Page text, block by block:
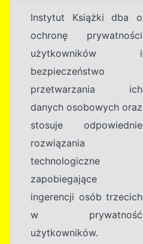
Instytut Książki dba o
ochronę prywatności
użytkowników i
bezpieczeństwo
przetwarzania ich
danych osobowych oraz
stosuje odpowiednie
rozwiązania
technologiczne
zapobiegające
ingerencji osób trzecich
w prywatność
użytkowników.